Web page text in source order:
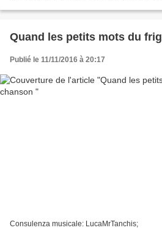
Quand les petits mots du
Publié le 11/11/2016 à 20:17
Consulenza musicale: LucaMrTanchis;